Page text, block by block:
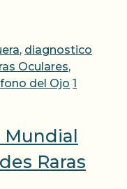
, diagnostico
Oculares,
del Ojo 1
Mundial
Raras